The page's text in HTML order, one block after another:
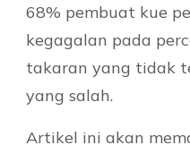
68% pembuat kue
kegagalan pada
takaran yang tidak
yang salah.
Artikel ini akan